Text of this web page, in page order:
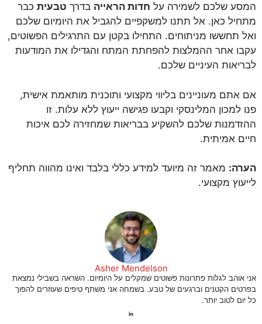
המסע שלכם לשמירה על חדות הראייה בדרך טבעית כבר
מתחיל כאן. אל תתנו למשקפיים להגביל את היומיום שלכם
ואל תחששו מניתוחים. התחילו בקטן עם התרגילים הפשוטים,
עקבו אחר ההמלצות להפחתת המתח והגדילו את המודעות
לבריאות העיניים שלכם.
אם אתם מעוניינים בליווי מקצועי ותוכנית מותאמת אישית,
פנו למכון המלינסקי וקבעו פגישה ייעוץ ללא עלות. זו
ההזדמנות שלכם להשקיע בבריאות שמחזירה לכם איכות
חיים אמיתית.
הערה: מאמר זה מיועד למידע כללי בלבד ואינו מהווה תחליף
לייעוץ מקצועי.
Asher Mendelson
אני אוהב לגלות פתרונות פשוטים שמקלים על היומיום. השראה בשבילי נמצאת
בפרטים הקטנים וברגעים של טבע. בשמחה אני משתף טיפים שעוזרים להפוך
כל יום לטוב יותר.